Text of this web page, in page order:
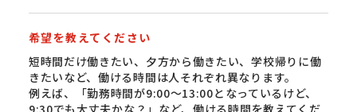
希望を教えてください
短時間だけ働きたい、夕方から働きたい、学校帰りに働
きたいなど、働ける時間は人それぞれ異なります。
例えば、「勤務時間が9:00〜13:00となっているけど、
9:30でも大丈夫かな？」など、働ける時間を教えてくだ